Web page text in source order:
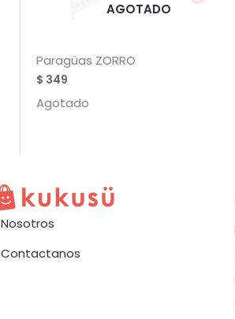
AGOTADO
Paragüas ZORRO
$ 349
Agotado
Nosotros
Contactanos